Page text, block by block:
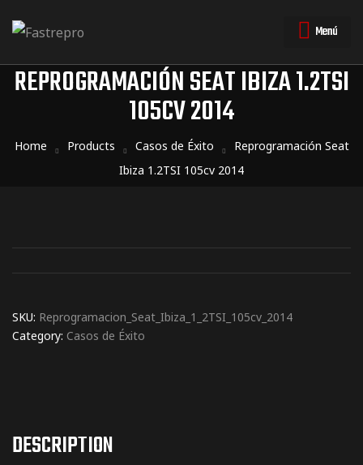
Menú
REPROGRAMACIÓN SEAT IBIZA 1.2TSI
105CV 2014
Home Products Casos de Éxito
Reprogramación Seat
Ibiza 1.2TSI 105cv 2014
SKU: Reprogramacion_Seat_Ibiza_1_2TSI_105cv_2014
Category: Casos de Éxito
DESCRIPTION